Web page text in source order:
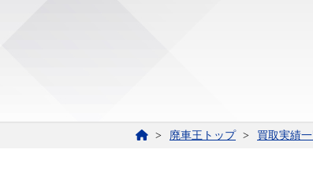
廃車王トップ 買取実績